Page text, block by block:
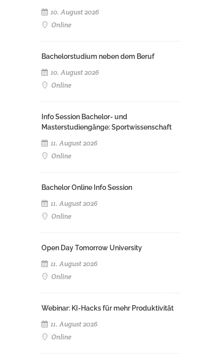
10. August 2026
Online
Bachelorstudium neben dem Beruf
10. August 2026
Online
Info Session Bachelor- und
Masterstudiengänge: Sportwissenschaft
11. August 2026
Online
Bachelor Online Info Session
11. August 2026
Online
Open Day Tomorrow University
11. August 2026
Online
Webinar: KI-Hacks für mehr Produktivität
11. August 2026
Online